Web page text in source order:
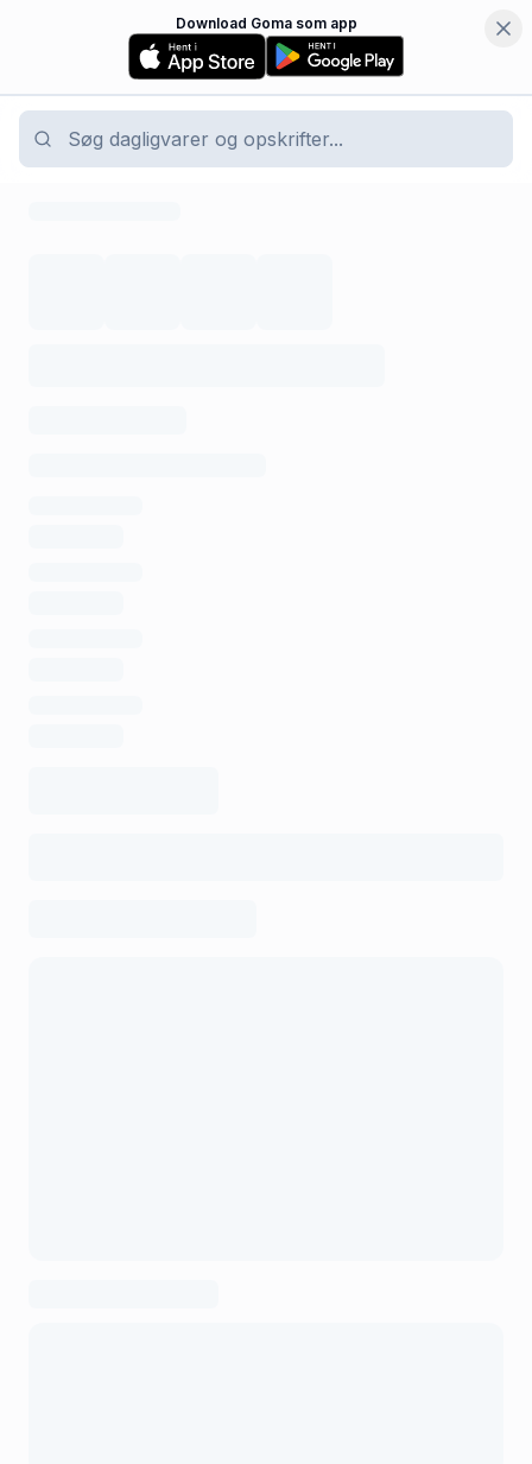
Download Goma som app